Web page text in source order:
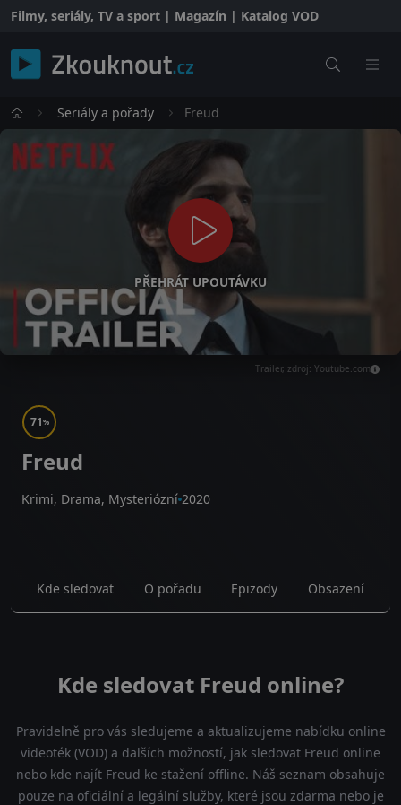
Filmy, seriály, TV a sport | Magazín | Katalog VOD
Seriály a pořady Freud
PŘEHRÁT UPOUTÁVKU
Trailer, zdroj: Youtube.com
71%
Freud
Krimi, Drama, Mysteriózní 2020
Kde sledovat O pořadu Epizody Obsazení
Kde sledovat Freud online?
Pravidelně pro vás sledujeme a aktualizujeme nabídku online
videoték (VOD) a dalších možností, jak sledovat Freud online
nebo kde najít Freud ke stažení offline. Náš seznam obsahuje
pouze na oficiální a legální služby, které jsou zdarma nebo je